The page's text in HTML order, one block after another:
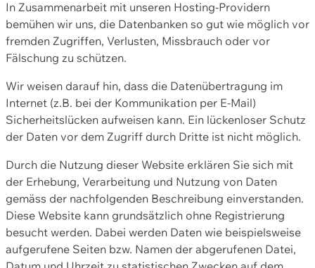
In Zusammenarbeit mit unseren Hosting-Providern
bemühen wir uns, die Datenbanken so gut wie möglich vor
fremden Zugriffen, Verlusten, Missbrauch oder vor
Fälschung zu schützen.
Wir weisen darauf hin, dass die Datenübertragung im
Internet (z.B. bei der Kommunikation per E-Mail)
Sicherheitslücken aufweisen kann. Ein lückenloser Schutz
der Daten vor dem Zugriff durch Dritte ist nicht möglich.
Durch die Nutzung dieser Website erklären Sie sich mit
der Erhebung, Verarbeitung und Nutzung von Daten
gemäss der nachfolgenden Beschreibung einverstanden.
Diese Website kann grundsätzlich ohne Registrierung
besucht werden. Dabei werden Daten wie beispielsweise
aufgerufene Seiten bzw. Namen der abgerufenen Datei,